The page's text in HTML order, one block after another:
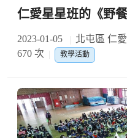
仁愛星星班的《野
2023-01-05 北屯區 仁
670 次
教學活動